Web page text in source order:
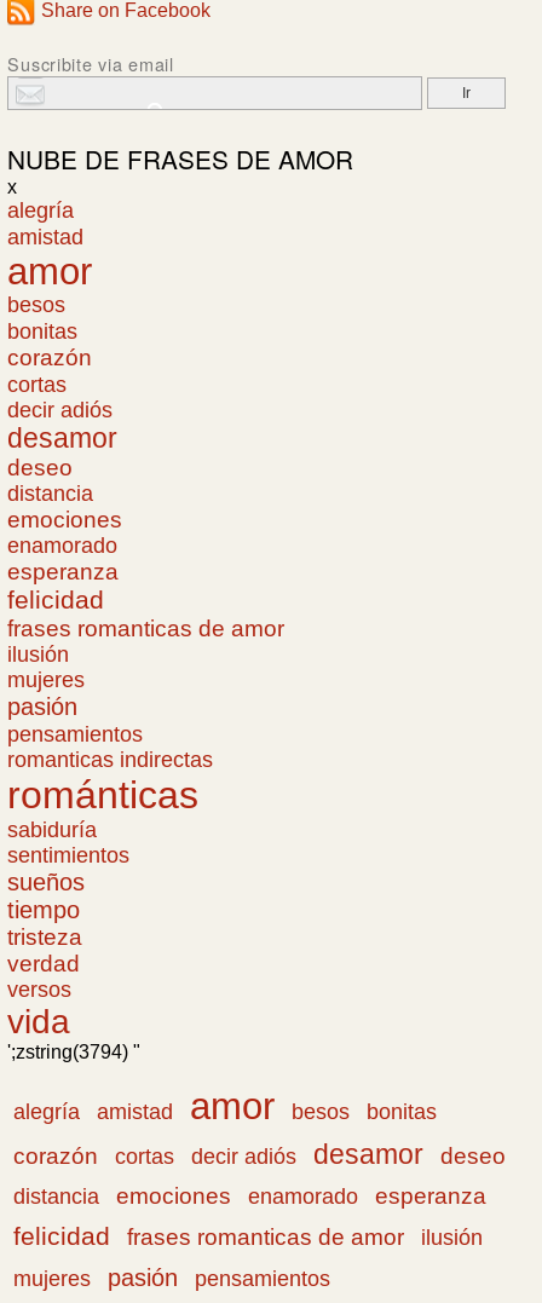
Share on Facebook
Suscribite via email
NUBE DE FRASES DE AMOR
x
alegría
amistad
amor
besos
bonitas
corazón
cortas
decir adiós
desamor
deseo
distancia
emociones
enamorado
esperanza
felicidad
frases romanticas de amor
ilusión
mujeres
pasión
pensamientos
romanticas indirectas
románticas
sabiduría
sentimientos
sueños
tiempo
tristeza
verdad
versos
vida
';zstring(3794) "
alegría amistad amor besos
bonitas
corazón
cortas decir adiós desamor deseo
distancia emociones enamorado esperanza
felicidad frases romanticas de amor
ilusión
mujeres
pasión pensamientos